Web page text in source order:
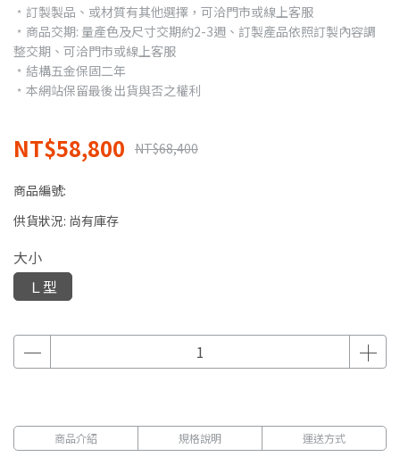
﹡訂製製品、或材質有其他選擇，可洽門市或線上客服
﹡商品交期: 量產色及尺寸交期約2-3週、訂製產品依照訂製內容調
整交期、可洽門市或線上客服
﹡結構五金保固二年
﹡本網站保留最後出貨與否之權利
NT$58,800 NT$68,400
商品編號:
供貨狀況: 尚有庫存
大小
Ｌ型
商品介紹 規格說明 運送方式